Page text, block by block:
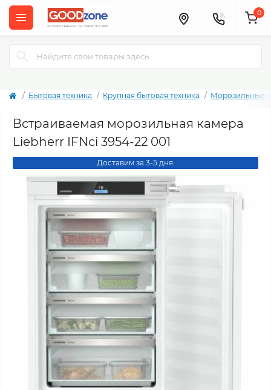
0
Бытовая техника Крупная бытовая техника Морозильные
Встраиваемая морозильная камера
Liebherr IFNci 3954-22 001
Доставим за 3-5 дня.